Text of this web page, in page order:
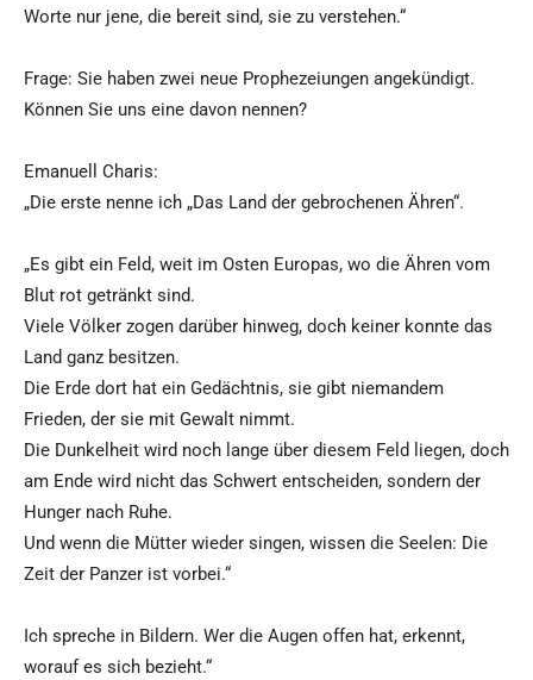
Worte nur jene, die bereit sind, sie zu verstehen.“
Frage: Sie haben zwei neue Prophezeiungen angekündigt.
Können Sie uns eine davon nennen?
Emanuell Charis:
„Die erste nenne ich „Das Land der gebrochenen Ähren“.
„Es gibt ein Feld, weit im Osten Europas, wo die Ähren vom
Blut rot getränkt sind.
Viele Völker zogen darüber hinweg, doch keiner konnte das
Land ganz besitzen.
Die Erde dort hat ein Gedächtnis, sie gibt niemandem
Frieden, der sie mit Gewalt nimmt.
Die Dunkelheit wird noch lange über diesem Feld liegen, doch
am Ende wird nicht das Schwert entscheiden, sondern der
Hunger nach Ruhe.
Und wenn die Mütter wieder singen, wissen die Seelen: Die
Zeit der Panzer ist vorbei.“
Ich spreche in Bildern. Wer die Augen offen hat, erkennt,
worauf es sich bezieht.“